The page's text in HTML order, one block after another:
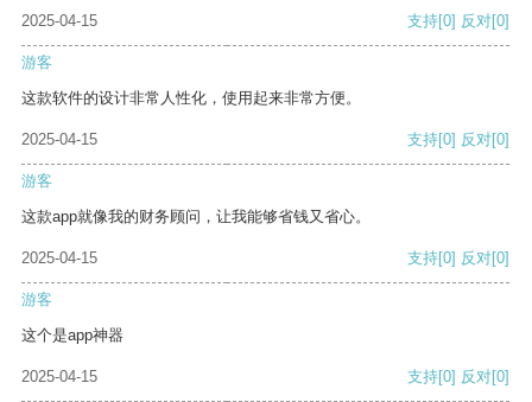
2025-04-15 支持[0] 反对[0]
游客
这款软件的设计非常人性化，使用起来非常方便。
2025-04-15 支持[0] 反对[0]
游客
这款app就像我的财务顾问，让我能够省钱又省心。
2025-04-15 支持[0] 反对[0]
游客
这个是app神器
2025-04-15 支持[0] 反对[0]